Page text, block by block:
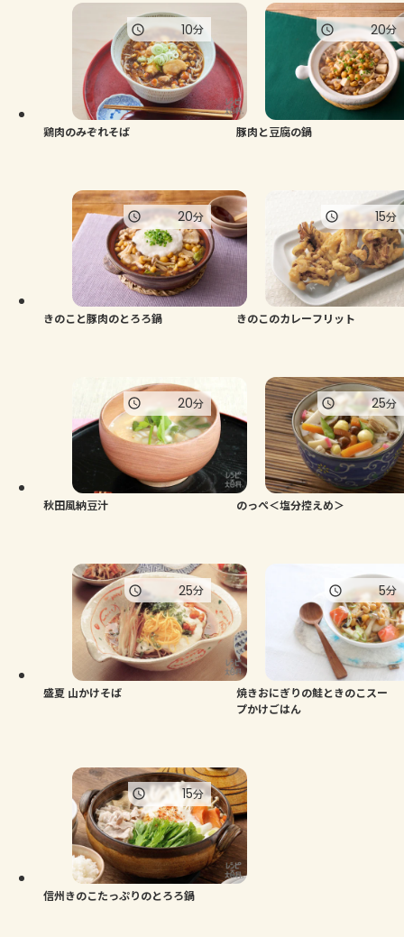
鶏肉のみぞれそば
10分
豚肉と豆腐の鍋
20分
きのこと豚肉のとろろ鍋
20分
きのこのカレーフリット
15分
秋田風納豆汁
20分
のっぺ＜塩分控えめ＞
25分
盛夏 山かけそば
25分
焼きおにぎりの鮭ときのこスー
プかけごはん
5分
信州きのこたっぷりのとろろ鍋
15分